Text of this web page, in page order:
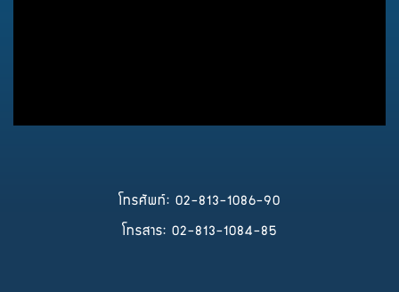
โทรศัพท์: 02-813-1086-90
โทรสาร: 02-813-1084-85